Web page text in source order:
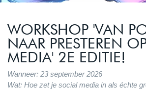
WORKSHOP 'VAN
NAAR PRESTEREN
MEDIA' 2E EDITIE!
Wanneer: 23 september 2026
Wat: Hoe zet je social media in als échte